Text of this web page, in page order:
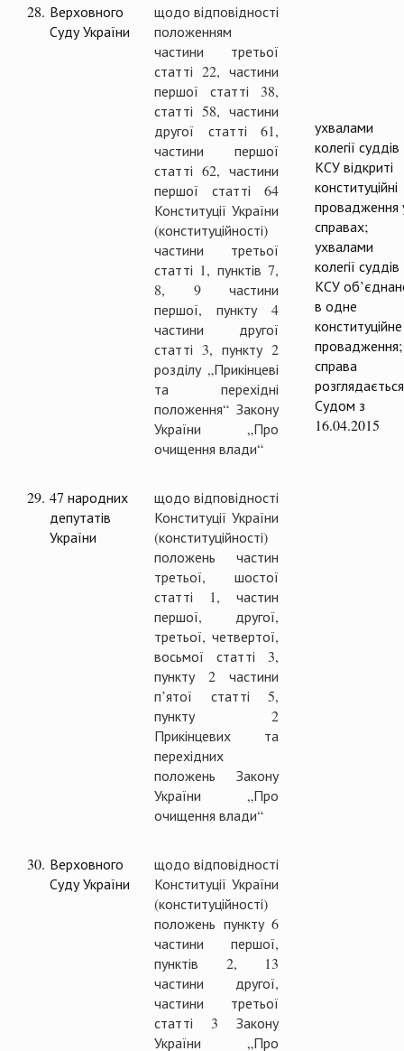
28. Верховного
Суду України
щодо відповідності
положенням
частини третьої
статті 22, частини
першої статті 38,
статті 58, частини
другої статті 61,
частини першої
статті 62, частини
першої статті 64
Конституції України
(конституційності)
частини третьої
статті 1, пунктів 7,
8, 9 частини
першої, пункту 4
частини другої
статті 3, пункту 2
розділу „Прикінцеві
та перехідні
положення“ Закону
України „Про
очищення влади“
ухвалами
колегії суддів
КСУ відкриті
конституційні
провадження
справах;
ухвалами
колегії суддів
КСУ
в одне
конституційне
провадження;
справа
розглядається
Судом з
16.04.2015
29. 47 народних
депутатів
України
щодо відповідності
Конституції України
(конституційності)
положень частин
третьої, шостої
статті 1, частин
першої, другої,
третьої, четвертої,
восьмої статті 3,
пункту 2 частини
п’ятої статті 5,
пункту 2
Прикінцевих та
перехідних
положень Закону
України „Про
очищення влади“
30. Верховного
Суду України
щодо відповідності
Конституції України
(конституційності)
положень пункту 6
частини першої,
пунктів 2, 13
частини другої,
частини третьої
статті 3 Закону
України „Про